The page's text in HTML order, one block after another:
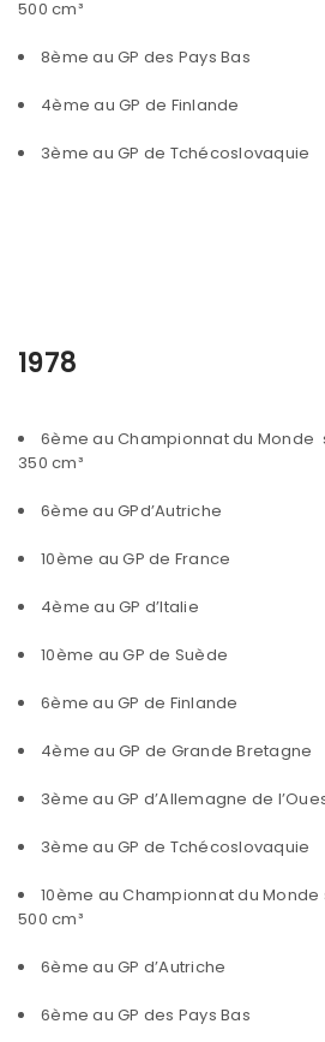
500 cm³
8ème au GP des Pays Bas
4ème au GP de Finlande
3ème au GP de Tchécoslovaquie
1978
6ème au Championnat du Monde
350 cm³
6ème au GPd’Autriche
10ème au GP de France
4ème au GP d’Italie
10ème au GP de Suède
6ème au GP de Finlande
4ème au GP de Grande Bretagne
3ème au GP d’Allemagne de
3ème au GP de Tchécoslovaquie
10ème au Championnat du
500 cm³
6ème au GP d’Autriche
6ème au GP des Pays Bas